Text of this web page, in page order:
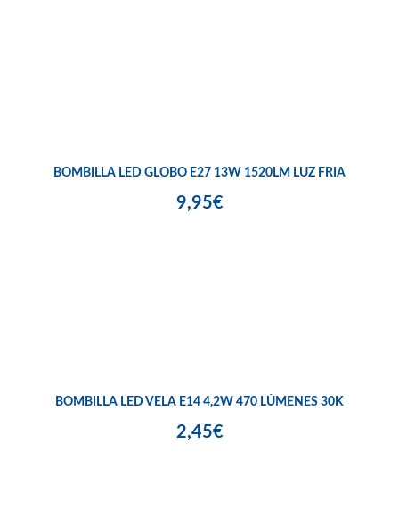
BOMBILLA LED GLOBO E27 13W 1520LM LUZ FRIA
9,95€
BOMBILLA LED VELA E14 4,2W 470 LÚMENES 30K
2,45€